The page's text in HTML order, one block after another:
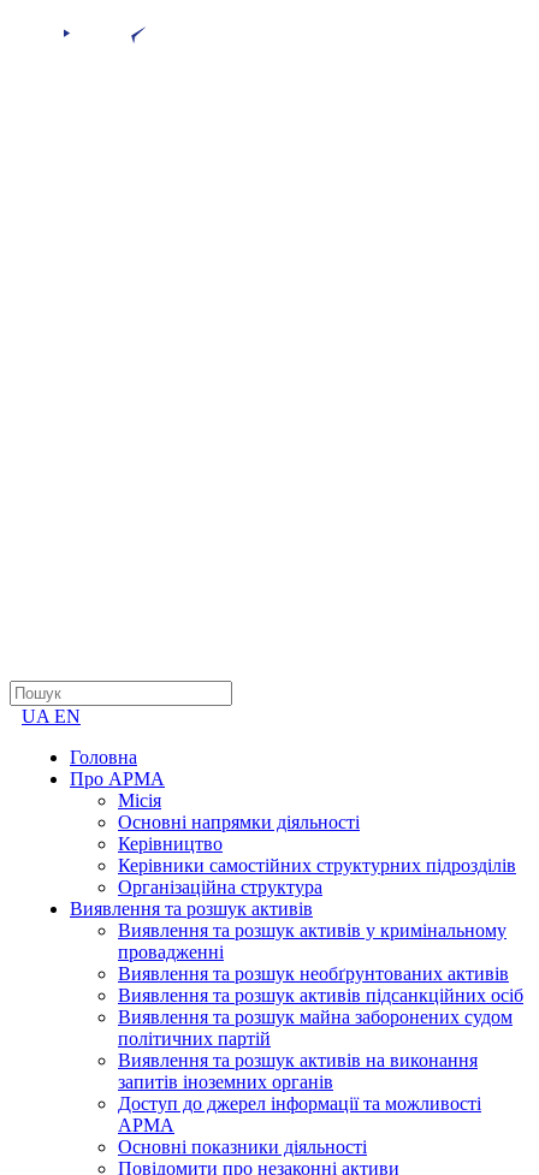
UA EN
Головна
Про АРМА
Місія
Основні напрямки діяльності
Керівництво
Керівники самостійних структурних підрозділів
Організаційна структура
Виявлення та розшук активів
Виявлення та розшук активів у кримінальному
провадженні
Виявлення та розшук необґрунтованих активів
Виявлення та розшук активів підсанкційних осіб
Виявлення та розшук майна заборонених судом
політичних партій
Виявлення та розшук активів на виконання
запитів іноземних органів
Доступ до джерел інформації та можливості
АРМА
Основні показники діяльності
Повідомити про незаконні активи